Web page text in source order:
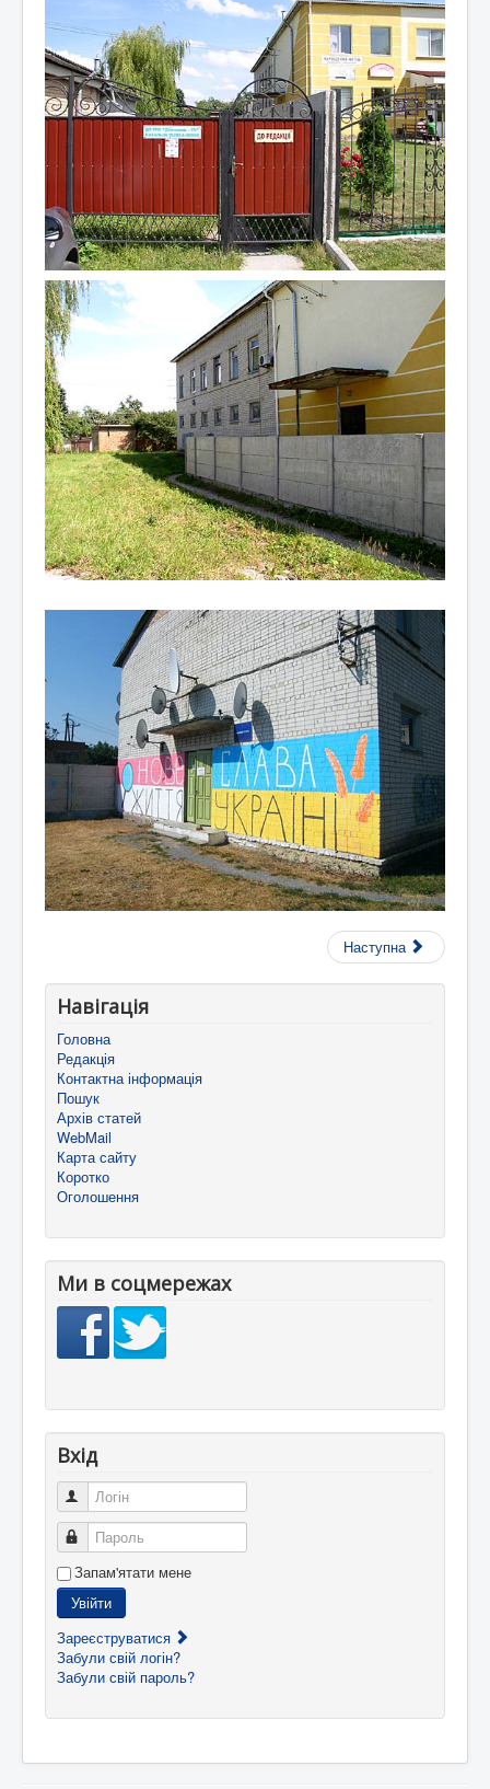
Наступна
Навігація
Головна
Редакція
Контактна інформація
Пошук
Архів статей
WebMail
Карта сайту
Коротко
Оголошення
Ми в соцмережах
Вхід
Логін
Пароль
Запам'ятати мене
Увійти
Зареєструватися
Забули свій логін?
Забули свій пароль?